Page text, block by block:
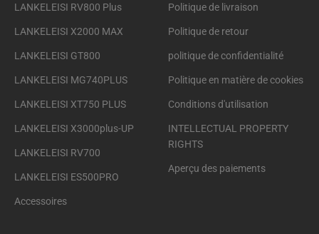
LANKELEISI RV800 Plus
LANKELEISI X2000 MAX
LANKELEISI GT800
LANKELEISI MG740PLUS
LANKELEISI XT750 PLUS
LANKELEISI X3000plus-UP
LANKELEISI RV700
LANKELEISI ES500PRO
Accessoires
Politique de livraison
Politique de retour
politique de confidentialité
Politique en matière de cookies
Conditions d'utilisation
INTELLECTUAL PROPERTY
RIGHTS
Aperçu des paiements